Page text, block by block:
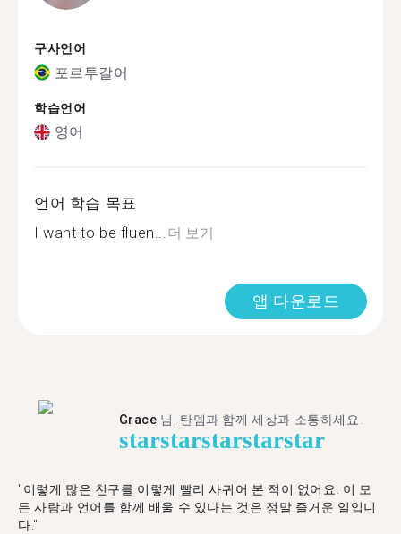
구사언어
포르투갈어
학습언어
영어
언어 학습 목표
I want to be fluen...더 보기
앱 다운로드
Grace 님, 탄뎀과 함께 세상과 소통하세요.
starstarstarstarstar
"이렇게 많은 친구를 이렇게 빨리 사귀어 본 적이 없어요. 이 모
든 사람과 언어를 함께 배울 수 있다는 것은 정말 즐거운 일입니
다."